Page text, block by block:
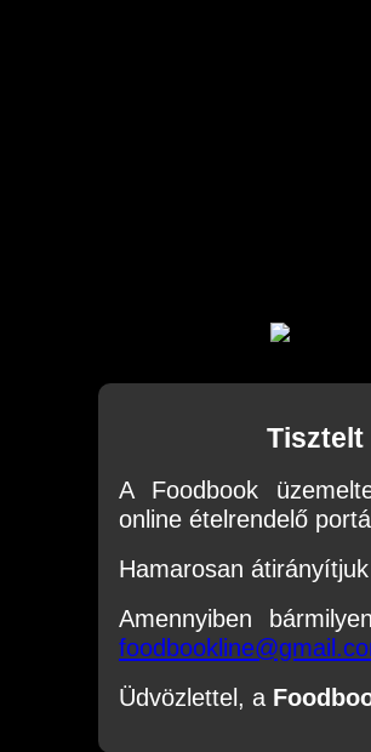
Tisztelt
A Foodbook
online ételrendelő
Hamarosan
Amennyiben
Üdvözlettel, a